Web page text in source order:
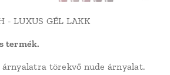
- LUXUS GÉL LAKK
termék.
törekvő nude árnyalat.